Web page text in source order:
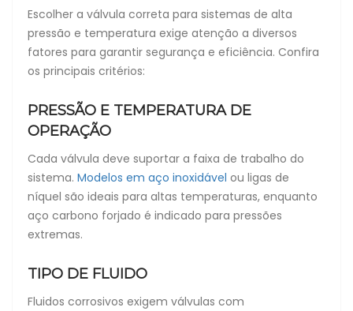
Escolher a válvula correta para sistemas de alta
pressão e temperatura exige atenção a diversos
fatores para garantir segurança e eficiência. Confira
os principais critérios:
PRESSÃO E TEMPERATURA DE
OPERAÇÃO
Cada válvula deve suportar a faixa de trabalho do
sistema. Modelos em aço inoxidável ou ligas de
níquel são ideais para altas temperaturas, enquanto
aço carbono forjado é indicado para pressões
extremas.
TIPO DE FLUIDO
Fluidos corrosivos exigem válvulas com